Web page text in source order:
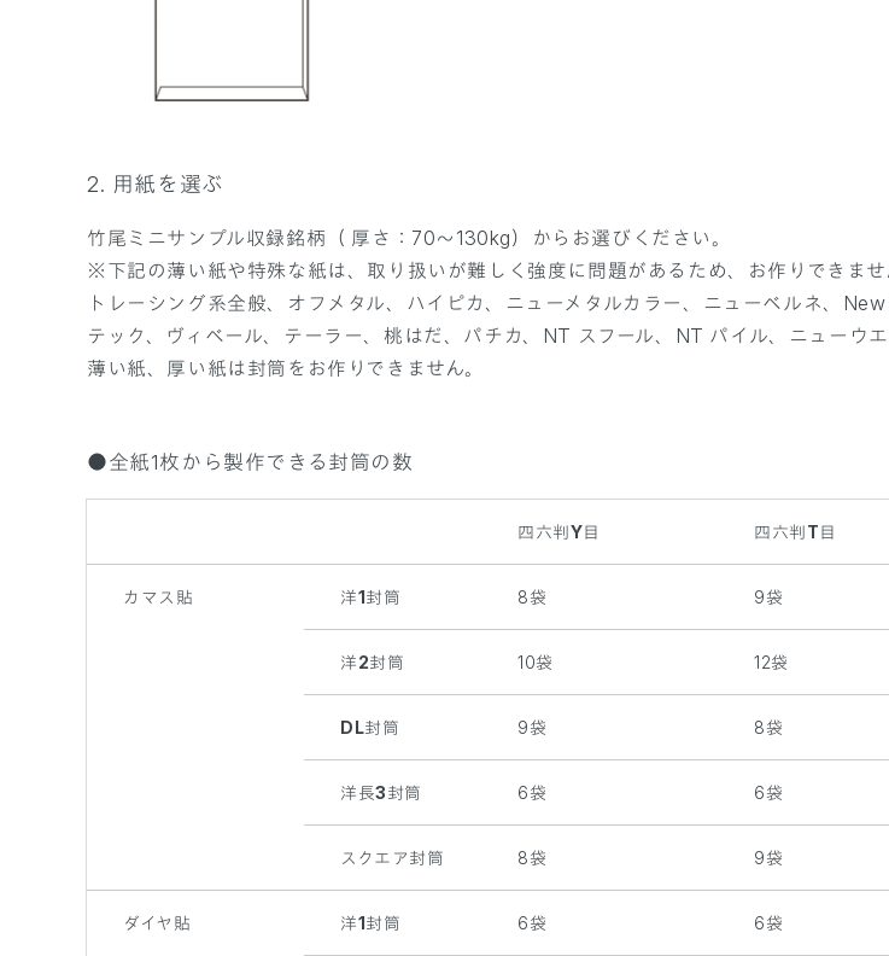
2. 用紙を選ぶ
竹尾ミニサンプル収録銘柄（ 厚さ：70～130kg）からお選びください。
※下記の薄い紙や特殊な紙は、取り扱いが難しく強度に問題があるため、お作りできませ
トレーシング系全般、オフメタル、ハイピカ、ニューメタルカラー、ニューベルネ、
テック、ヴィベール、テーラー、桃はだ、パチカ、NT スフール、NT パイル、ニューウ
薄い紙、厚い紙は封筒をお作りできません。
●全紙1枚から製作できる封筒の数
四六判Y目 四六判T目
カマス貼 洋1封筒 8袋 9袋
洋2封筒 10袋 12袋
DL封筒 9袋 8袋
洋長3封筒 6袋 6袋
スクエア封筒 8袋 9袋
ダイヤ貼 洋1封筒 6袋 6袋